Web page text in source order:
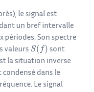
le signal est
un bref intervalle
périodes. Son spectre
valeurs
sont
la situation inverse
condensé dans le
Le signal